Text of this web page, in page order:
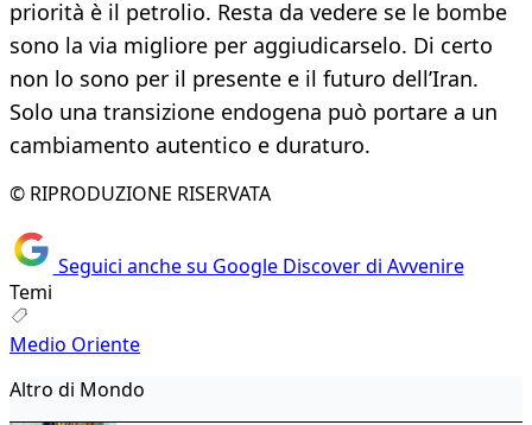
priorità è il petrolio. Resta da vedere se le bombe
sono la via migliore per aggiudicarselo. Di certo
non lo sono per il presente e il futuro dell’Iran.
Solo una transizione endogena può portare a un
cambiamento autentico e duraturo.
© RIPRODUZIONE RISERVATA
Seguici anche su Google Discover di Avvenire
Temi
Medio Oriente
Altro di Mondo